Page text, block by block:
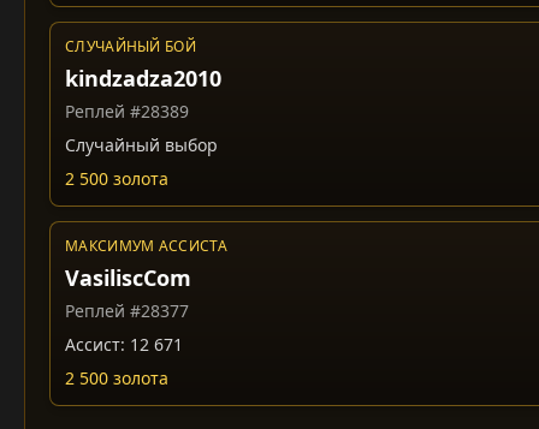
СЛУЧАЙНЫЙ БОЙ
kindzadza2010
Реплей #28389
Случайный выбор
2 500 золота
МАКСИМУМ АССИСТА
VasiliscCom
Реплей #28377
Ассист: 12 671
2 500 золота